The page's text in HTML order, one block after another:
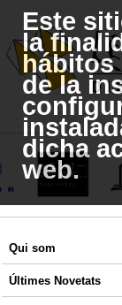
Qui som
Últimes Novetats
Este
la
hábitos
de la
dicha